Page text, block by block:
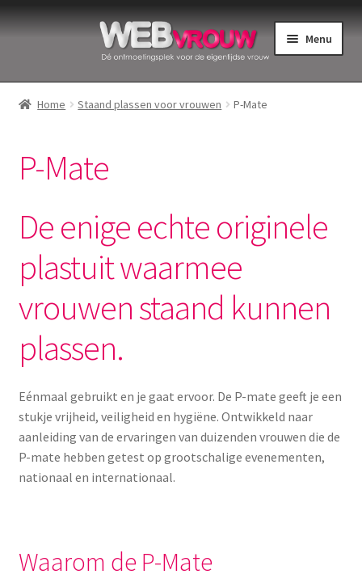
Ga
Ga
Menu
Home
Intiemverzorging
Menstruatiecups
Menstruatiepijn
Seksualiteit
Verzorgingsproducten
Home Staand plassen voor vrouwen P-Mate
P-Mate
De enige echte originele
plastuit waarmee
vrouwen staand kunnen
plassen.
Eénmaal gebruikt en je gaat ervoor. De P-mate geeft je een
stukje vrijheid, veiligheid en hygiëne. Ontwikkeld naar
aanleiding van de ervaringen van duizenden vrouwen die de
P-mate hebben getest op grootschalige evenementen,
nationaal en internationaal.
Waarom de P-Mate